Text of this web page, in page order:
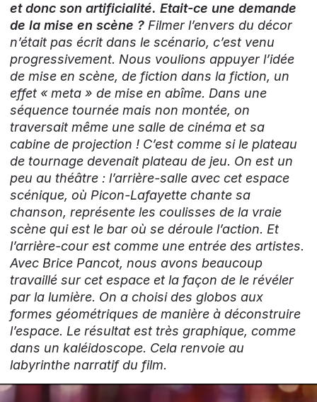
et donc son artificialité. Etait-ce une demande
de la mise en scène ? Filmer l’envers du décor
n’était pas écrit dans le scénario, c’est venu
progressivement. Nous voulions appuyer l’idée
de mise en scène, de fiction dans la fiction, un
effet « meta » de mise en abîme. Dans une
séquence tournée mais non montée, on
traversait même une salle de cinéma et sa
cabine de projection ! C’est comme si le plateau
de tournage devenait plateau de jeu. On est un
peu au théâtre : l’arrière-salle avec cet espace
scénique, où Picon-Lafayette chante sa
chanson, représente les coulisses de la vraie
scène qui est le bar où se déroule l’action. Et
l’arrière-cour est comme une entrée des artistes.
Avec Brice Pancot, nous avons beaucoup
travaillé sur cet espace et la façon de le révéler
par la lumière. On a choisi des globos aux
formes géométriques de manière à déconstruire
l’espace. Le résultat est très graphique, comme
dans un kaléidoscope. Cela renvoie au
labyrinthe narratif du film.